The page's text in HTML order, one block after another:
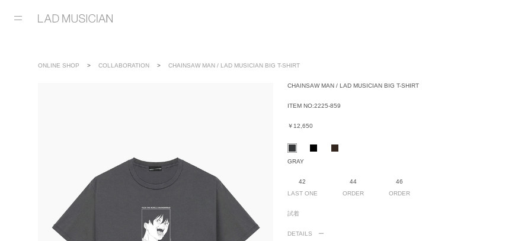
ONLINE SHOP COLLABORATION CHAINSAW MAN / LAD MUSICIAN BIG T-SHIRT
CHAINSAW MAN / LAD MUSICIAN BIG T-SHIRT
ITEM NO:2225-859
￥12,650
GRAY
42
LAST ONE
44
ORDER
46
ORDER
試着
DETAILS